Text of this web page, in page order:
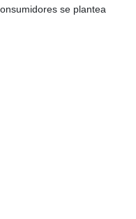
se plantea